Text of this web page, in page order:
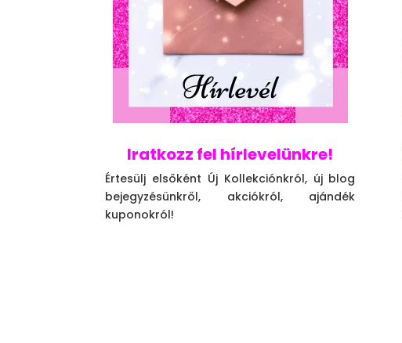
Iratkozz fel hírlevelünkre!
Értesülj elsőként Új Kollekciónkról, új blog
bejegyzésünkről, akciókról, ajándék
kuponokról!